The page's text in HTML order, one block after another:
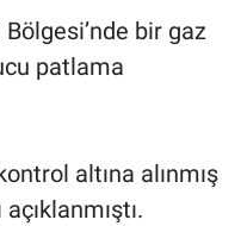
Bölgesi’nde bir gaz
patlama
altına alınmış